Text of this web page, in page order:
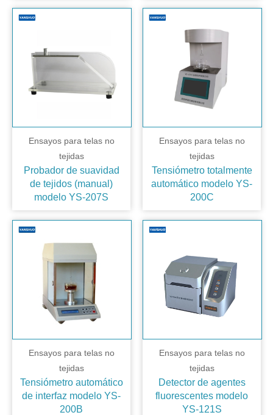
Ensayos para telas no
tejidas
Probador de suavidad
de tejidos (manual)
modelo YS-207S
Ensayos para telas no
tejidas
Tensiómetro totalmente
automático modelo YS-
200C
Ensayos para telas no
tejidas
Tensiómetro automático
de interfaz modelo YS-
200B
Ensayos para telas no
tejidas
Detector de agentes
fluorescentes modelo
YS-121S